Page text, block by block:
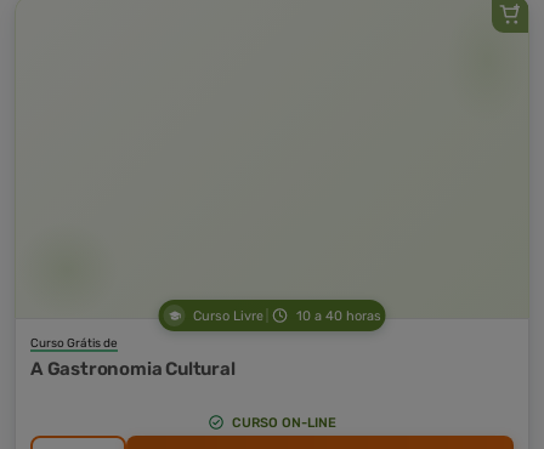
Curso Livre 10 a 40 horas
Curso Grátis de
A Gastronomia Cultural
CURSO ON-LINE